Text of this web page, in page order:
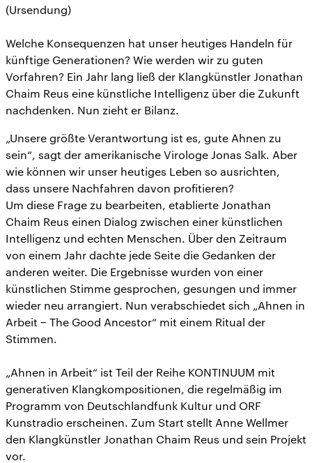
(Ursendung)
Welche Konsequenzen hat unser heutiges Handeln für
künftige Generationen? Wie werden wir zu guten
Vorfahren? Ein Jahr lang ließ der Klangkünstler Jonathan
Chaim Reus eine künstliche Intelligenz über die Zukunft
nachdenken. Nun zieht er Bilanz.
„Unsere größte Verantwortung ist es, gute Ahnen zu
sein“, sagt der amerikanische Virologe Jonas Salk. Aber
wie können wir unser heutiges Leben so ausrichten,
dass unsere Nachfahren davon profitieren?
Um diese Frage zu bearbeiten, etablierte Jonathan
Chaim Reus einen Dialog zwischen einer künstlichen
Intelligenz und echten Menschen. Über den Zeitraum
von einem Jahr dachte jede Seite die Gedanken der
anderen weiter. Die Ergebnisse wurden von einer
künstlichen Stimme gesprochen, gesungen und immer
wieder neu arrangiert. Nun verabschiedet sich „Ahnen in
Arbeit − The Good Ancestor“ mit einem Ritual der
Stimmen.
„Ahnen in Arbeit“ ist Teil der Reihe KONTINUUM mit
generativen Klangkompositionen, die regelmäßig im
Programm von Deutschlandfunk Kultur und ORF
Kunstradio erscheinen. Zum Start stellt Anne Wellmer
den Klangkünstler Jonathan Chaim Reus und sein Projekt
vor.